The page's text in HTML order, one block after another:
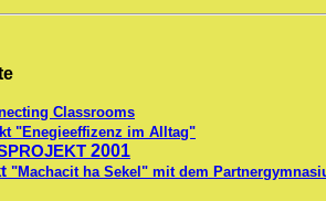
Classrooms
"Enegieeffizenz im Alltag"
2001
"Machacit ha Sekel" mit dem